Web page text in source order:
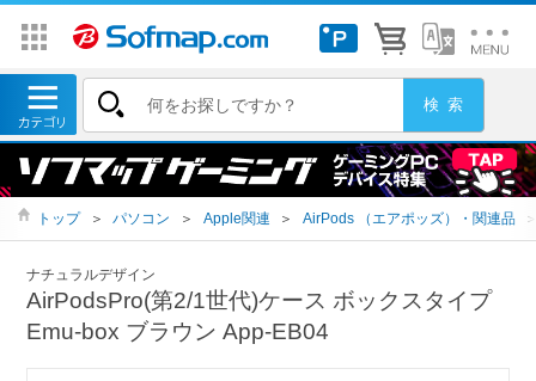
トップ ＞ パソコン ＞ Apple関連 ＞ AirPods （エアポッズ）・関連品
ナチュラルデザイン
AirPodsPro(第2/1世代)ケース ボックスタイプ
Emu-box ブラウン App-EB04